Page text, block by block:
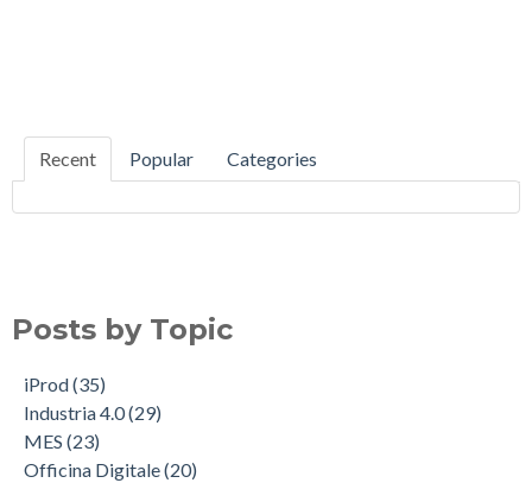
Recent Popular Categories
Posts by Topic
iProd(35)
Industria 4.0(29)
MES (23)
Officina Digitale(20)